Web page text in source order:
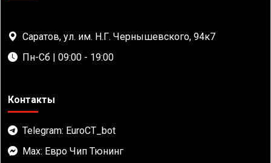
Саратов, ул. им. Н.Г. Чернышевского, 94к7
Пн-Сб | 09:00 - 19:00
Контакты
Telegram: EuroCT_bot
Max: Евро Чип Тюнинг